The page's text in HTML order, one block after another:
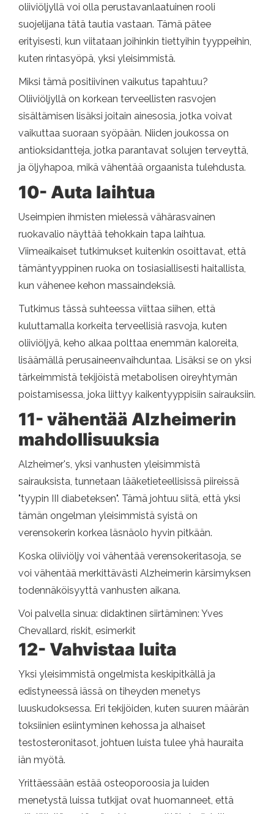
oliiviöljyllä voi olla perustavanlaatuinen rooli
suojelijana tätä tautia vastaan. Tämä pätee
erityisesti, kun viitataan joihinkin tiettyihin tyyppeihin,
kuten rintasyöpä, yksi yleisimmistä.
Miksi tämä positiivinen vaikutus tapahtuu?
Oliiviöljyllä on korkean terveellisten rasvojen
sisältämisen lisäksi joitain ainesosia, jotka voivat
vaikuttaa suoraan syöpään. Niiden joukossa on
antioksidantteja, jotka parantavat solujen terveyttä,
ja öljyhapoa, mikä vähentää orgaanista tulehdusta.
10- Auta laihtua
Useimpien ihmisten mielessä vähärasvainen
ruokavalio näyttää tehokkain tapa laihtua.
Viimeaikaiset tutkimukset kuitenkin osoittavat, että
tämäntyyppinen ruoka on tosiasiallisesti haitallista,
kun vähenee kehon massaindeksiä.
Tutkimus tässä suhteessa viittaa siihen, että
kuluttamalla korkeita terveellisiä rasvoja, kuten
oliiviöljyä, keho alkaa polttaa enemmän kaloreita,
lisäämällä perusaineenvaihduntaa. Lisäksi se on yksi
tärkeimmistä tekijöistä metabolisen oireyhtymän
poistamisessa, joka liittyy kaikentyyppisiin sairauksiin.
11- vähentää Alzheimerin
mahdollisuuksia
Alzheimer's, yksi vanhusten yleisimmistä
sairauksista, tunnetaan lääketieteellisissä piireissä
"tyypin III diabeteksen". Tämä johtuu siitä, että yksi
tämän ongelman yleisimmistä syistä on
verensokerin korkea läsnäolo hyvin pitkään.
Koska oliiviöljy voi vähentää verensokeritasoja, se
voi vähentää merkittävästi Alzheimerin kärsimyksen
todennäköisyyttä vanhusten aikana.
Voi palvella sinua: didaktinen siirtäminen: Yves
Chevallard, riskit, esimerkit
12- Vahvistaa luita
Yksi yleisimmistä ongelmista keskipitkällä ja
edistyneessä iässä on tiheyden menetys
luuskudoksessa. Eri tekijöiden, kuten suuren määrän
toksiinien esiintyminen kehossa ja alhaiset
testosteronitasot, johtuen luista tulee yhä hauraita
iän myötä.
Yrittäessään estää osteoporoosia ja luiden
menetystä luissa tutkijat ovat huomanneet, että